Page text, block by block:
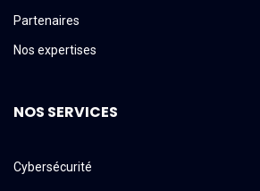
Partenaires
Nos expertises
NOS SERVICES
Cybersécurité